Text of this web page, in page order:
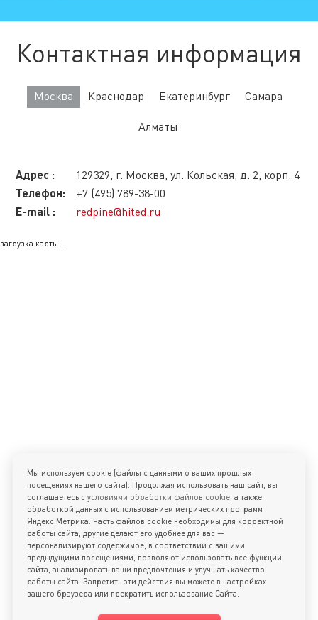
Контактная информация
Москва Краснодар Екатеринбург Самара
Алматы
Адрес :
129329, г. Москва, ул. Кольская, д. 2, корп. 4
Телефон:
+7 (495) 789-38-00
E-mail :
redpine@hited.ru
загрузка карты...
Информация об осуществлении деятельности в области
информационных технологий
2026 © ООО «Энергоэффективность»
Карта сайта
Политика конфиденциальности
Политика обработки персональных данных
Мы используем cookie (файлы с данными о ваших прошлых
посещениях нашего сайта). Продолжая использовать наш сайт, вы
соглашаетесь с условиями обработки файлов cookie, а также
обработкой данных с использованием метрических программ
Яндекс.Метрика. Часть файлов cookie необходимы для корректной
работы сайта, другие делают его удобнее для вас —
персонализируют содержимое, в соответствии с вашими
предыдущими посещениями, позволяют использовать все функции
сайта, анализировать ваши предпочтения и улучшать качество
работы сайта. Запретить эти действия вы можете в настройках
вашего браузера или прекратить использование Сайта.